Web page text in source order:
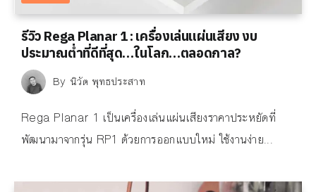
รีวิว Rega Planar 1 : เครื่องเล่นแผ่นเสียง งบ
ประมาณต่ำที่ดีที่สุด…ในโลก…ตลอดกาล?
By นิวัต พุทธประสาท
Rega Planar 1 เป็นเครื่องเล่นแผ่นเสียงราคาประหยัดที่
พัฒนามาจากรุ่น RP1 ด้วยการออกแบบใหม่ ใช้งานง่าย...